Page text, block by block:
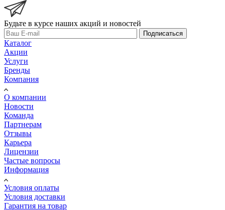
Будьте в курсе наших акций и новостей
Подписаться
Каталог
Акции
Услуги
Бренды
Компания
О компании
Новости
Команда
Партнерам
Отзывы
Карьера
Лицензии
Частые вопросы
Информация
Условия оплаты
Условия доставки
Гарантия на товар